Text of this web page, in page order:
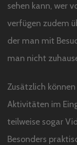
sehen kann, wer
verfügen zudem
der man mit
man nicht
Zusätzlich
Aktivitäten im
teilweise sogar
Besonders